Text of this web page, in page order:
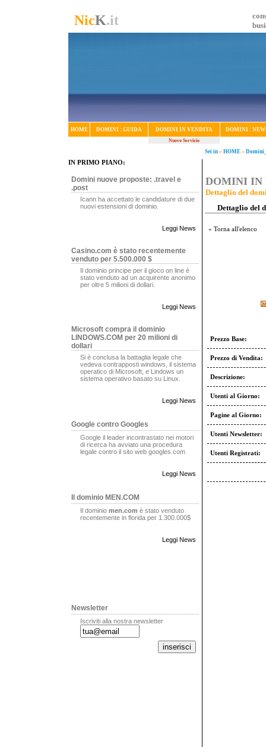
NicK.it
HOME DOMINI : GUIDA DOMINI IN VENDITA DOMINI :
Nuovo Servizio
Sei in » HOME »
IN PRIMO PIANO:
Domini nuove proposte: .travel e
.post
Icann ha accettato le candidature di due
nuovi estensioni di dominio.
Leggi News
Casino.com è stato recentemente
venduto per 5.500.000 $
Il dominio principe per il gioco on line è
stato venduto ad un acquirente anonimo
per oltre 5 milioni di dollari.
Leggi News
Microsoft compra il dominio
LINDOWS.COM per 20 milioni di
dollari
Si è conclusa la battaglia legale che
vedeva contrapposti windows, il sistema
operatico di Microsoft, e Lindows un
sistema operativo basato su Linux.
Leggi News
Google contro Googles
Google il leader incontrastato nei motori
di ricerca ha avviato una procedura
legale contro il sito web googles.com
Leggi News
Il dominio MEN.COM
Il dominio men.com è stato venduto
recentemente in florida per 1.300.000$
Leggi News
Newsletter
Iscriviti alla nostra newsletter
DOMINI IN
Dettaglio del
Dettaglio del
« Torna all'elenco
Prezzo Base:
Prezzo di Vendita:
Descrizione:
Utenti al Giorno:
Pagine al Giorno:
Utenti Newsletter:
Utenti Registrati: